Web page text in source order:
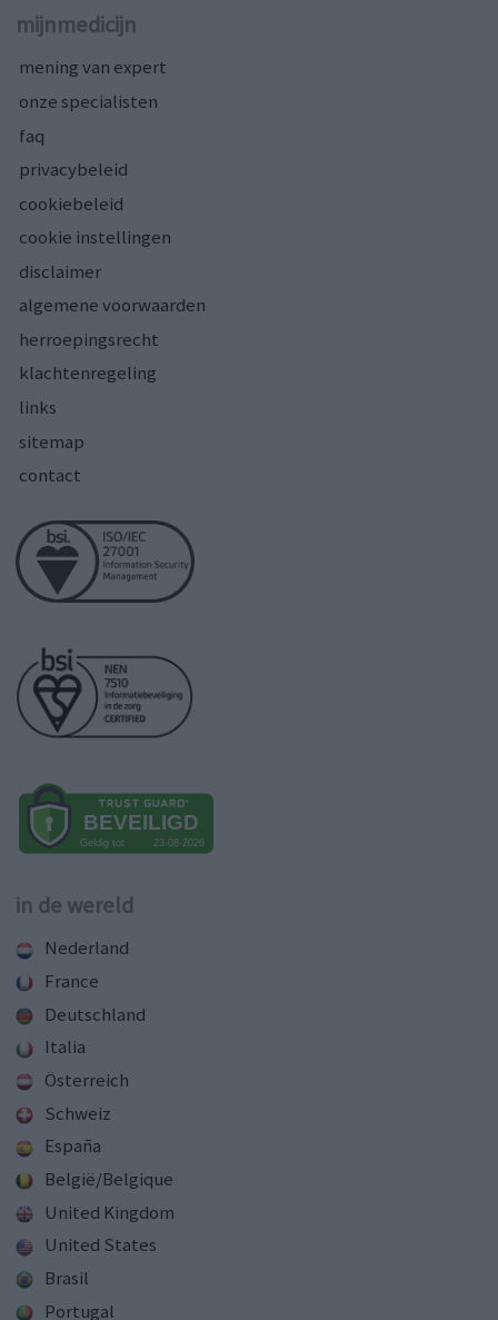
mijnmedicijn
mening van expert
onze specialisten
faq
privacybeleid
cookiebeleid
cookie instellingen
disclaimer
algemene voorwaarden
herroepingsrecht
klachtenregeling
links
sitemap
contact
in de wereld
Nederland
France
Deutschland
Italia
Österreich
Schweiz
España
België/Belgique
United Kingdom
United States
Brasil
Portugal